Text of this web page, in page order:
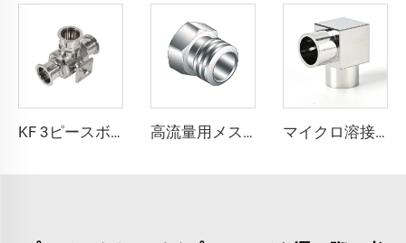
KF 3ピースボールバルブ NW16-NW50 真空フランジ KF/NW 手動・空気圧式ボールバルブ プラットフォーム付き KF16/KF25/KF40/KF50 高流量用メスナット ステンレス鋼 高純度真空SS316L（QCR）継手 BA/EP 高品質 高流量用メスナット メタルフェイスシール継手 マイクロ溶接継手 超高純度溶接継手 SS316L 90度エルボ 高純度マイクロフィットチューブブチウェルディング継手 ステンレス鋼 90°エルボ